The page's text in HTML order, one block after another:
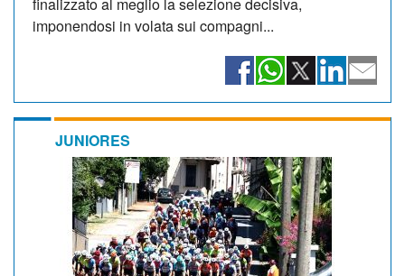
imponendosi in volata sui compagni...
JUNIORES